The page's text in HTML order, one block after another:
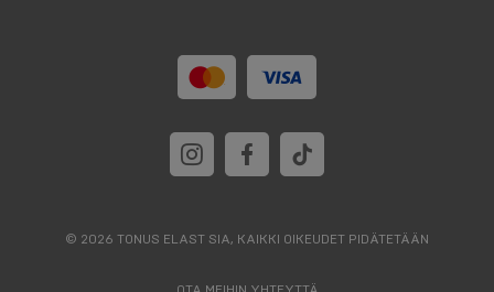
© 2026 TONUS ELAST SIA, KAIKKI OIKEUDET PIDÄTETÄÄN